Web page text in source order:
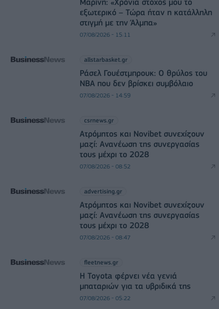
Μαρίνη: «Χρόνια στόχος μου το
εξωτερικό – Τώρα ήταν η κατάλληλη
στιγμή με την Άλμπα»
07/08/2026 - 15:11
allstarbasket.gr
Ράσελ Γουέστμπρουκ: Ο θρύλος του
NBA που δεν βρίσκει συμβόλαιο
07/08/2026 - 14:59
csrnews.gr
Ατρόμητος και Novibet συνεχίζουν
μαζί: Ανανέωση της συνεργασίας
τους μέχρι το 2028
07/08/2026 - 08:52
advertising.gr
Ατρόμητος και Novibet συνεχίζουν
μαζί: Ανανέωση της συνεργασίας
τους μέχρι το 2028
07/08/2026 - 08:47
fleetnews.gr
Η Toyota φέρνει νέα γενιά
μπαταριών για τα υβριδικά της
07/08/2026 - 05:22